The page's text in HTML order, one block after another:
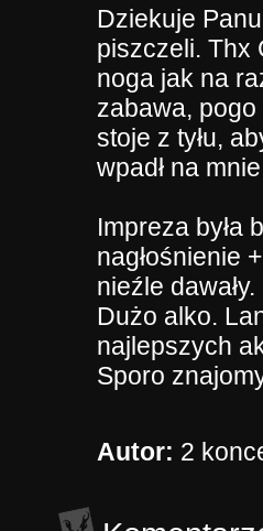
Dziekuje
piszczeli. Thx
noga jak na
zabawa,
stoje z tyłu,
wpadł na
Impreza była
nagłośnienie
nieźle dawały.
Dużo alko.
najlepszych
Sporo
Autor: 2